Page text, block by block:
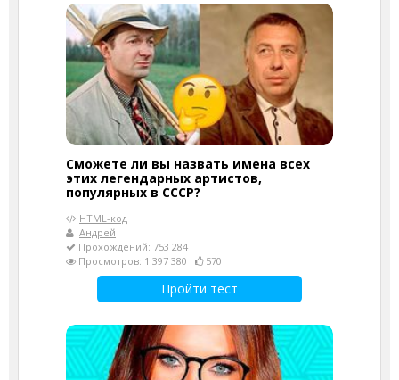
Сможете ли вы назвать имена всех
этих легендарных артистов,
популярных в СССР?
HTML-код
Андрей
Прохождений: 753 284
Просмотров: 1 397 380
570
Пройти тест